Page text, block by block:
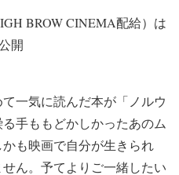
BROW CINEMA配給）は
開
一気に読んだ本が「ノルウ
手ももどかしかったあのム
も映画で自分が生きられ
ん。予てよりご一緒したい